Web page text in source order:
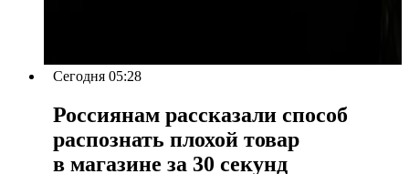
Сегодня 05:28
Россиянам рассказали способ
распознать плохой товар
в магазине за 30 секунд